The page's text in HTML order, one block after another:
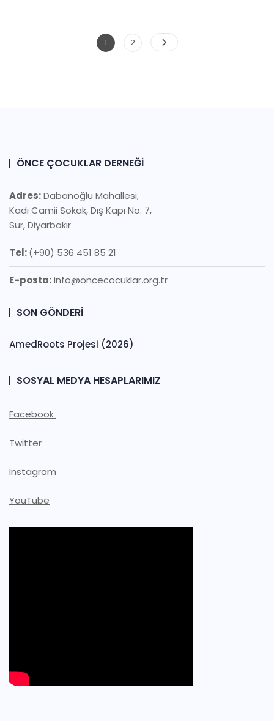
Yazı
Page
1 Page
2
ÖNCE ÇOCUKLAR DERNEĞI
Adres:Dabanoğlu Mahallesi,
Kadı Camii Sokak, Dış Kapı No: 7,
Sur, Diyarbakır
Tel:(+90) 536 451 85 21
E-posta:info@oncecocuklar.org.tr
SON GÖNDERI
AmedRoots Projesi (2026)
SOSYAL MEDYA HESAPLARIMIZ
Facebook
Twitter
Instagram
YouTube